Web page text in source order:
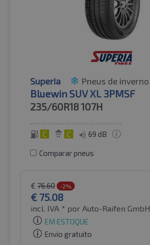
Superia Pneus de inverno
Bluewin SUV XL 3PMSF
235/60R18107H
C C 69 dB
Comparar pneus
€ 76.60 -2%
€ 75.08
incl. IVA * por Auto-Raifen GmbH
EM ESTOQUE
Envio gratuito